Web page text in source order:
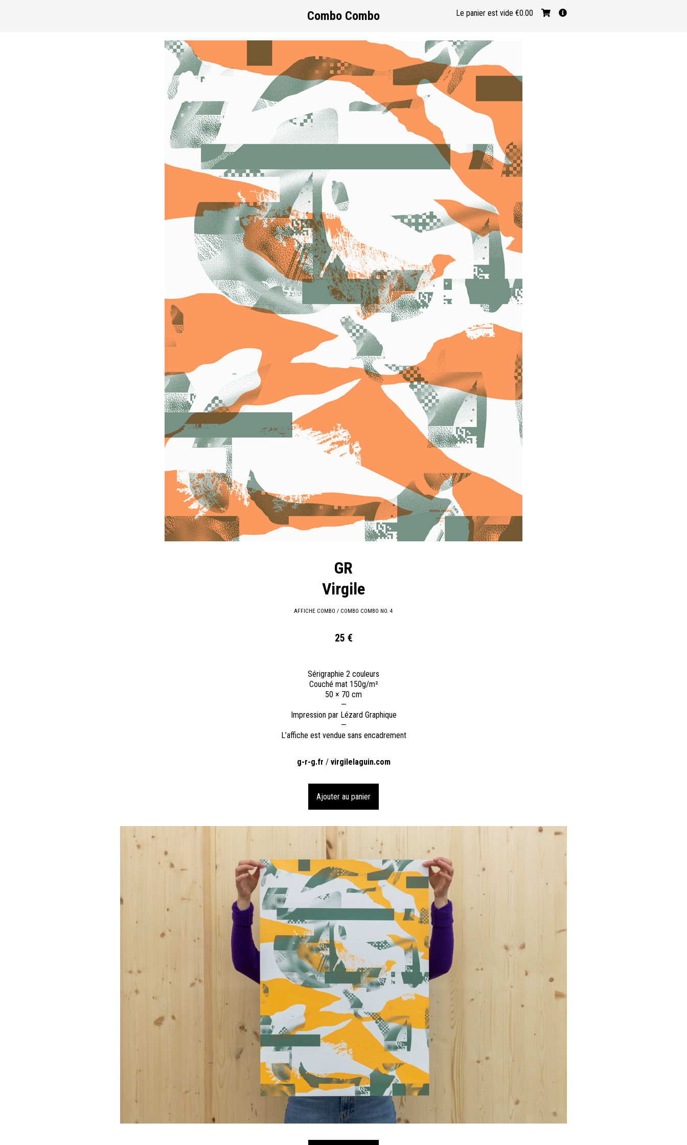
Combo Combo Le panier est vide €0.00
GR
Virgile
AFFICHE COMBO / COMBO COMBO NO. 4
25 €
Sérigraphie 2 couleurs
Couché mat 150g/m²
50 × 70 cm
—
Impression par Lézard Graphique
—
L’affiche est vendue sans encadrement
g-r-g.fr / virgilelaguin.com